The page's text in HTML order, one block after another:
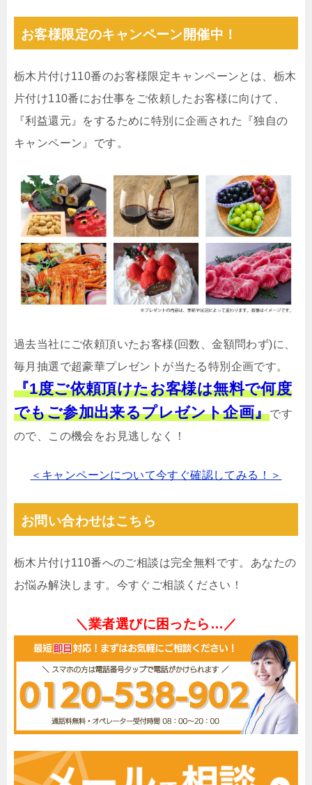
お客様限定のキャンペーン開催中！
栃木片付け110番のお客様限定キャンペーンとは、栃木
片付け110番にお仕事をご依頼したお客様に向けて、
『利益還元』をするために特別に企画された『独自の
キャンペーン』です。
過去当社にご依頼頂いたお客様(回数、金額問わず)に、
毎月抽選で超豪華プレゼントが当たる特別企画です。
『1度ご依頼頂けたお客様は無料で何度
でもご参加出来るプレゼント企画』です
ので、この機会をお見逃しなく！
＜キャンペーンについて今すぐ確認してみる！＞
お問い合わせはこちら
栃木片付け110番へのご相談は完全無料です。あなたの
お悩み解決します。今すぐご相談ください！
＼業者選びに困ったら…／